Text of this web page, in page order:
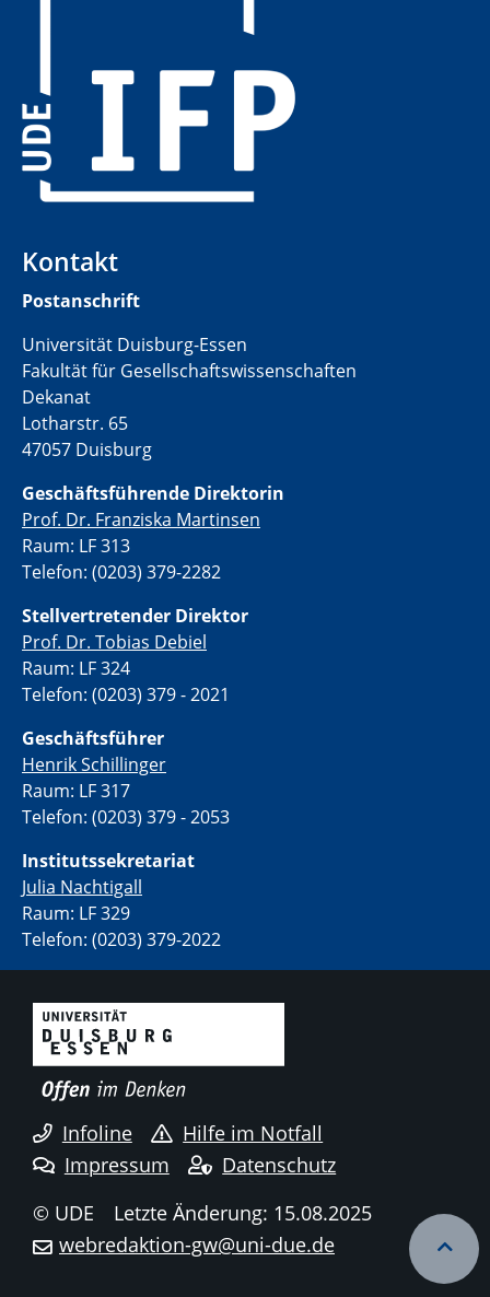
Kontakt
Postanschrift
Universität Duisburg-Essen
Fakultät für Gesellschaftswissenschaften
Dekanat
Lotharstr. 65
47057 Duisburg
Geschäftsführende Direktorin
Prof. Dr. Franziska Martinsen
Raum: LF 313
Telefon: (0203) 379-2282
Stellvertretender Direktor
Prof. Dr. Tobias Debiel
Raum: LF 324
Telefon: (0203) 379 - 2021
Geschäftsführer
Henrik Schillinger
Raum: LF 317
Telefon: (0203) 379 - 2053
Institutssekretariat
Julia Nachtigall
Raum: LF 329
Telefon: (0203) 379-2022
Infoline
Hilfe im Notfall
Impressum
Datenschutz
© UDE
Letzte Änderung: 15.08.2025
webredaktion-gw@uni-due.de